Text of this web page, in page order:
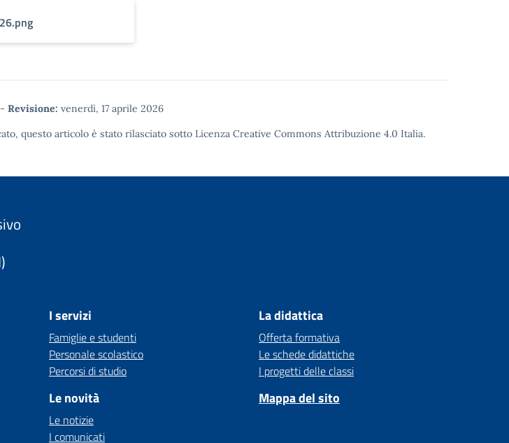
- Revisione: venerdì, 17 aprile 2026
questo articolo è stato rilasciato sotto Licenza Creative Commons Attribuzione 4.0 Italia.
I servizi
Famiglie e studenti
Personale scolastico
Percorsi di studio
Le novità
Le notizie
I comunicati
La didattica
Offerta formativa
Le schede didattiche
I progetti delle classi
Mappa del sito